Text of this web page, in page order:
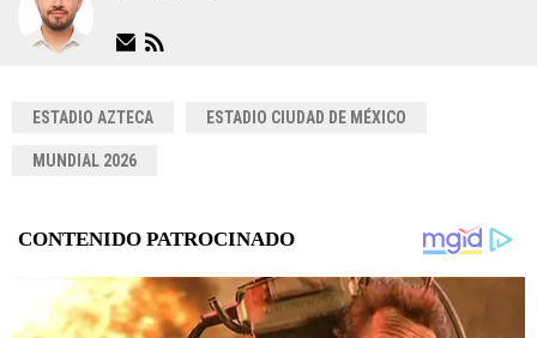
ESTADIO AZTECA ESTADIO CIUDAD DE MÉXICO
MUNDIAL 2026